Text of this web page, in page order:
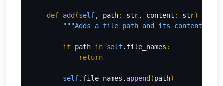
def add (self, path: str, content : str)
"""Adds a file path and its content to
if path in self.file_names :
            return
self.file_names. append (path)